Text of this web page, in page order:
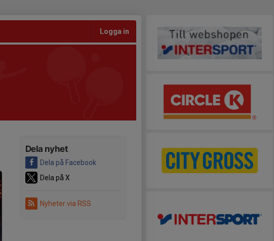
Logga in
Dela nyhet
Dela på Facebook
Dela på X
Nyheter via RSS